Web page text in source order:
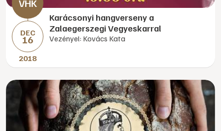
DEC
16
2018
Karácsonyi hangverseny a
Zalaegerszegi Vegyeskarral
Vezényel: Kovács Kata